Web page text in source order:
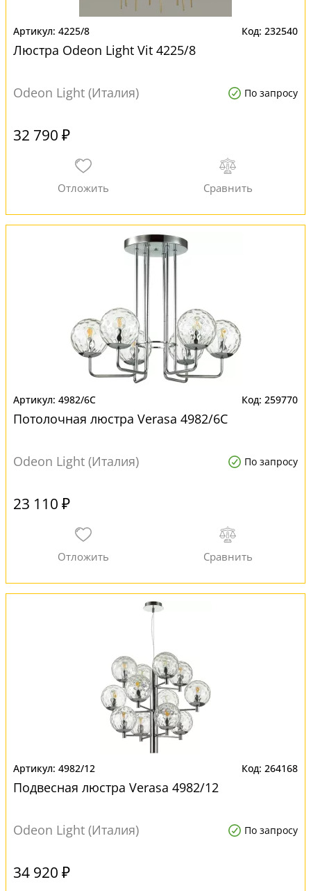
4225/8 232540
Люстра Odeon Light Vit 4225/8
Odeon Light (Италия) По запросу
32 790 ₽
4982/6C 259770
Потолочная люстра Verasa 4982/6C
Odeon Light (Италия) По запросу
23 110 ₽
4982/12 264168
Подвесная люстра Verasa 4982/12
Odeon Light (Италия) По запросу
34 920 ₽